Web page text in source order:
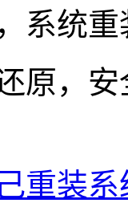
系统
原，
重装